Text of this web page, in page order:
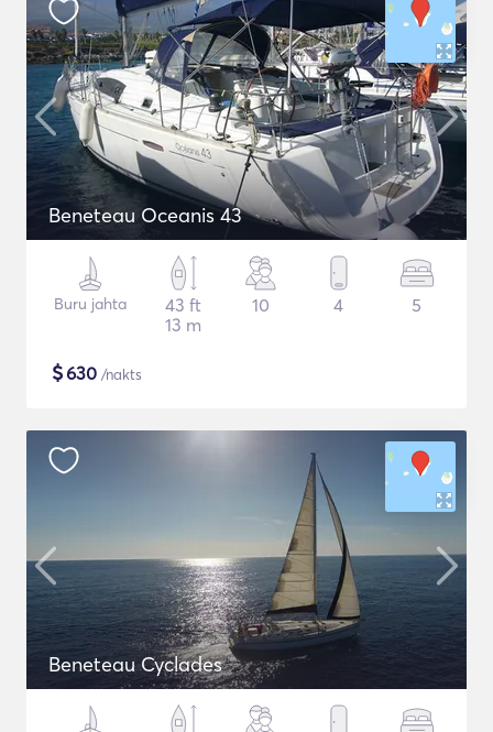
Beneteau Oceanis 43
Buru jahta
43 ft
13 m
10 4 5
$630 /nakts
Beneteau Cyclades